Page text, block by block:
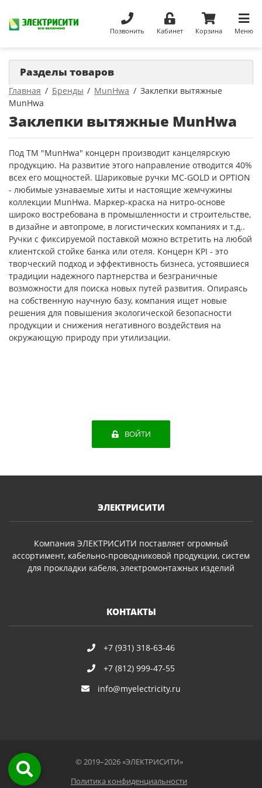
Позвонить Кабинет Корзина Меню
Главная Бренды MunHwa
Заклепки вытяжные
MunHwa
Заклепки вытяжные MunHwa
Под ТМ "MunHwa" концерн производит канцелярскую
продукцию. На развитие этого направление отводится 40%
всех его мощностей. Шариковые ручки MC-GOLD и OPTION
- любимые узнаваемые хиты и настоящие жемчужины
коллекции MunHwa. Маркер-краска на нитро-основе
широко востребована в промышленности и строительстве,
в дизайне и автопроме, в логистических компаниях и т.д..
Ручки с фиксируемой поставкой можно встретить на любой
клиентской стойке банка или отеля. Концерн KPI - это
творческий подход и эффективность бизнеса, устоявшиеся
традиции надежного партнерства и безграничные
возможности для поиска новых путей развития. Опираясь
на собственную научную базу, компания ищет новые
решения для повышения экологической безопасности
продукции и снижения негативного воздействия на
окружающую природу при утилизации.
Разделы товаров
ВОЙТИ
ЭЛЕКТРИСИТИ
Компания ЭЛЕКТРИСИТИ поставляет огромный
ассортимент, кабельно-проводниковой продукции, систем
для прокладки кабеля, электромонтажных изделий
КОНТАКТЫ
+7 (931) 318-63-46
+7 (812) 999-47-55
info@myelectricity.ru
© 2019–2026 «ЭЛЕКТРИСИТИ»
Политика конфиденциальности